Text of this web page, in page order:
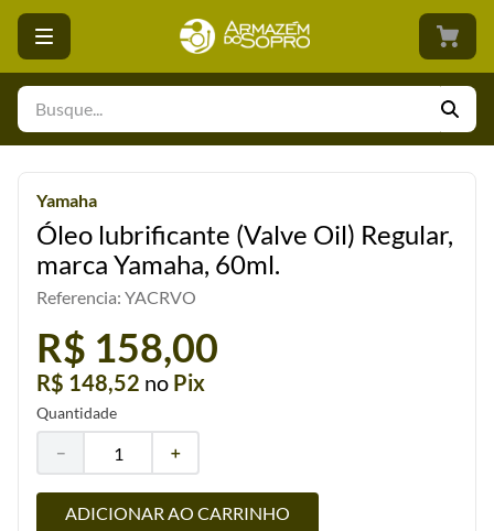
Busque...
Yamaha
Óleo lubrificante (Valve Oil) Regular,
marca Yamaha, 60ml.
Referencia: YACRVO
R$ 158,00
R$ 148,52 no Pix
Quantidade
＋
－
ADICIONAR AO CARRINHO